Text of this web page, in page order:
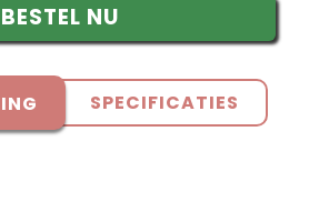
BESTEL NU
SPECIFICATIES